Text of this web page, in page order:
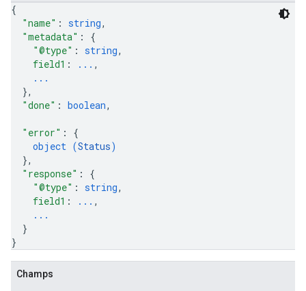
{
"name" : string,
"metadata" : {
"@type" : string,
field1 : ... ,
...
},
"done" : boolean,
"error" : {
object (Status)
},
"response" : {
"@type" : string,
field1 : ... ,
...
}
}
Champs